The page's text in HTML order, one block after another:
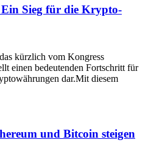
Ein Sieg für die Krypto-
kürzlich vom Kongress
einen bedeutenden Fortschritt für
dar.Mit diesem
und Bitcoin steigen